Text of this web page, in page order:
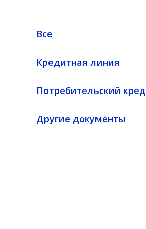
Все
Кредитная линия
Потребительский
Другие документы